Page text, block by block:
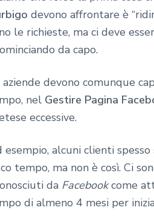
devono affrontare è
le richieste, ma ci deve
da capo.
aziende devono comunque
nel Gestire Pagina
eccessive.
esempio, alcuni clienti
tempo, ma non è così. Ci
da Facebookcome
di almeno 4 mesi per